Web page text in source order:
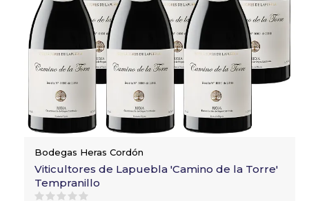
Bodegas Heras Cordón
Viticultores de Lapuebla 'Camino de la Torre'
Tempranillo